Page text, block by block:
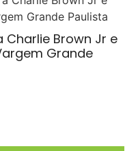
Charlie Brown Jr e
Grande